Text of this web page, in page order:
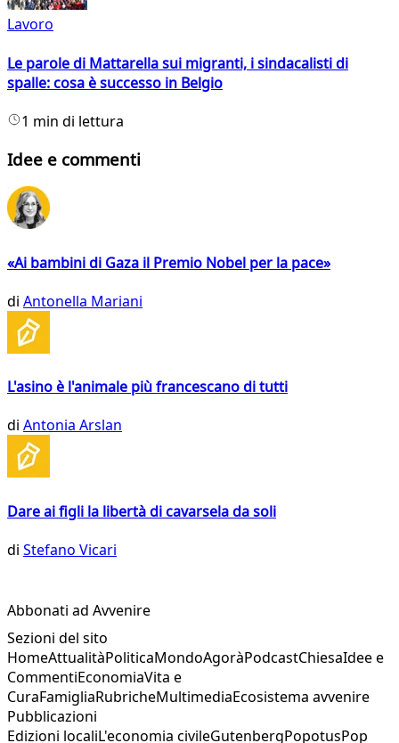
Lavoro
Le parole di Mattarella sui migranti, i sindacalisti di
spalle: cosa è successo in Belgio
1 min di lettura
Idee e commenti
«Ai bambini di Gaza il Premio Nobel per la pace»
di Antonella Mariani
L'asino è l'animale più francescano di tutti
di Antonia Arslan
Dare ai figli la libertà di cavarsela da soli
di Stefano Vicari
Abbonati ad Avvenire
Sezioni del sito
HomeAttualitàPoliticaMondoAgoràPodcastChiesaIdee e
CommentiEconomiaVita e
CuraFamigliaRubricheMultimediaEcosistema avvenire
Pubblicazioni
Edizioni localiL'economia civileGutenbergPopotusPop